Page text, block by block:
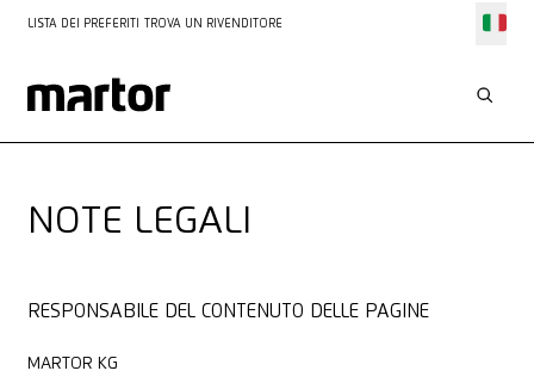
LISTA DEI PREFERITI TROVA UN RIVENDITORE
NOTE LEGALI
RESPONSABILE DEL CONTENUTO DELLE PAGINE
MARTOR KG